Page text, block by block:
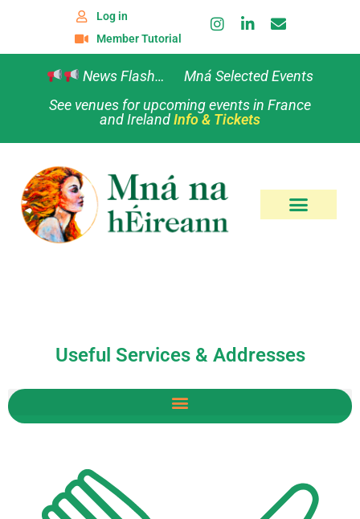
Log in
Member Tutorial
News Flash… Mná Selected Events
See venues for upcoming events in France
and IrelandInfo & Tickets
Useful Services & Addresses